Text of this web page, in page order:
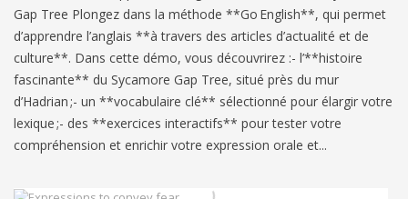
Gap Tree Plongez dans la méthode **Go English**, qui permet
d’apprendre l’anglais **à travers des articles d’actualité et de
culture**. Dans cette démo, vous découvrirez :- l’**histoire
fascinante** du Sycamore Gap Tree, situé près du mur
d’Hadrian ;- un **vocabulaire clé** sélectionné pour élargir votre
lexique ;- des **exercices interactifs** pour tester votre
compréhension et enrichir votre expression orale et...